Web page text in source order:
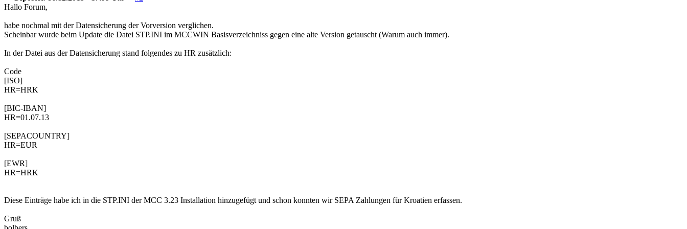
Hallo Forum,
habe nochmal mit der Datensicherung der Vorversion verglichen.
Scheinbar wurde beim Update die Datei STP.INI im MCCWIN Basisverzeichniss gegen eine alte Version getauscht (Warum auch immer).
In der Datei aus der Datensicherung stand folgendes zu HR zusätzlich:
Code
[ISO]
HR=HRK
[BIC-IBAN]
HR=01.07.13
[SEPACOUNTRY]
HR=EUR
[EWR]
HR=HRK
Diese Einträge habe ich in die STP.INI der MCC 3.23 Installation hinzugefügt und schon konnten wir SEPA Zahlungen für Kroatien erfassen.
Gruß